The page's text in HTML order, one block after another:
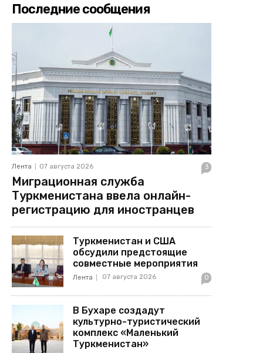
Последние сообщения
Лента 07 августа 2026 3
Миграционная служба
Туркменистана ввела онлайн-
регистрацию для иностранцев
Туркменистан и США
обсудили предстоящие
совместные мероприятия
Лента 07 августа 2026 0
В Бухаре создадут
культурно-туристический
комплекс «Маленький
Туркменистан»